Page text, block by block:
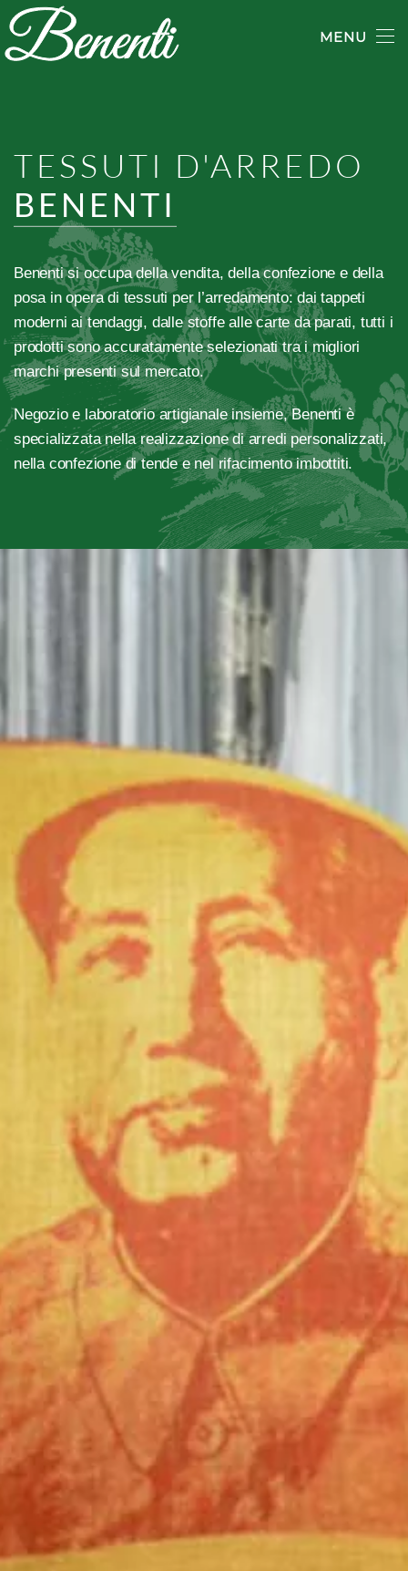
Skip to main content
MENU
TESSUTI D'ARREDO
BENENTI
Benenti si occupa della vendita, della confezione e della
posa in opera di tessuti per l’arredamento: dai tappeti
moderni ai tendaggi, dalle stoffe alle carte da parati, tutti i
prodotti sono accuratamente selezionati tra i migliori
marchi presenti sul mercato.
Negozio e laboratorio artigianale insieme, Benenti è
specializzata nella realizzazione di arredi personalizzati,
nella confezione di tende e nel rifacimento imbottiti.